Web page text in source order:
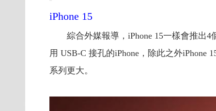
iPhone 15
綜合外媒報導，iPhone 15一樣會推出4
用 USB-C 接孔的iPhone，除此之外
系列更大。